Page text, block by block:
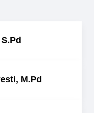
M.Pd